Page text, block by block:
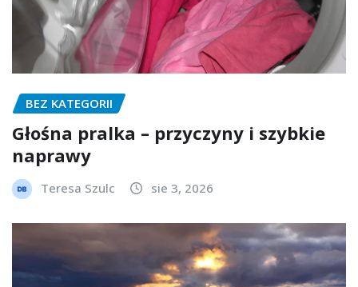
BEZ KATEGORII
Głośna pralka – przyczyny i szybkie
naprawy
Teresa Szulc sie 3, 2026